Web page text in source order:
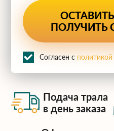
Подача трала
в день заказа
Согласен с